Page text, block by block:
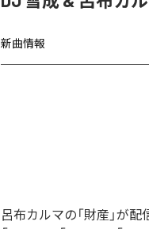
新曲情報
呂布カルマの「財産」が